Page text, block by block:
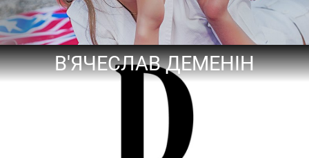
В'ЯЧЕСЛАВ ДЕМЕНІН